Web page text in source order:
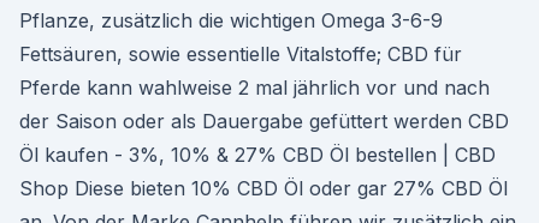
Pflanze, zusätzlich die wichtigen Omega 3-6-9
Fettsäuren, sowie essentielle Vitalstoffe; CBD für
Pferde kann wahlweise 2 mal jährlich vor und nach
der Saison oder als Dauergabe gefüttert werden CBD
Öl kaufen - 3%, 10% & 27% CBD Öl bestellen | CBD
Shop Diese bieten 10% CBD Öl oder gar 27% CBD Öl